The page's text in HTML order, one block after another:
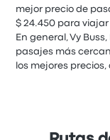
mejor precio de
$ 24.450 para viajar
En general, Vy
pasajes más
los mejores